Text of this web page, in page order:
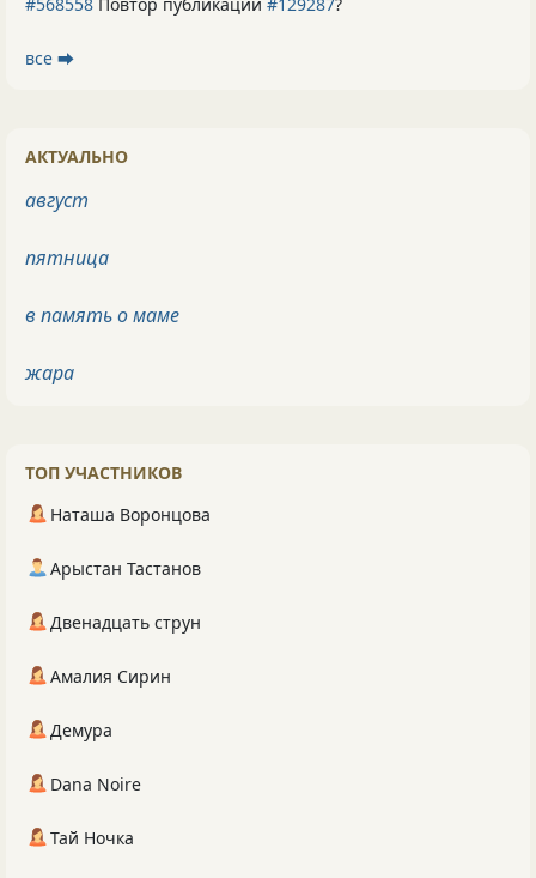
все ⮕
АКТУАЛЬНО
август
пятница
в память о маме
жара
ТОП УЧАСТНИКОВ
Наташа Воронцова
Арыстан Тастанов
Двенадцать струн
Амалия Сирин
Демура
Dana Noire
Тай Ночка